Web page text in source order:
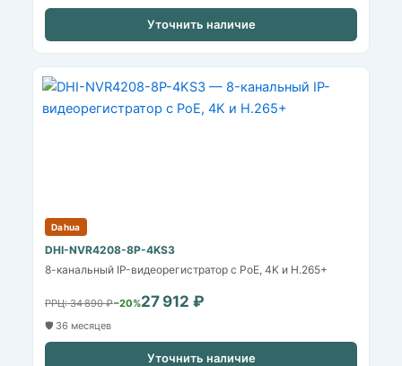
Уточнить наличие
Dahua
DHI-NVR4208-8P-4KS3
8-канальный IP-видеорегистратор с PoE, 4K и H.265+
РРЦ: 34 890 ₽−20%27 912 ₽
🛡️ 36 месяцев
Уточнить наличие